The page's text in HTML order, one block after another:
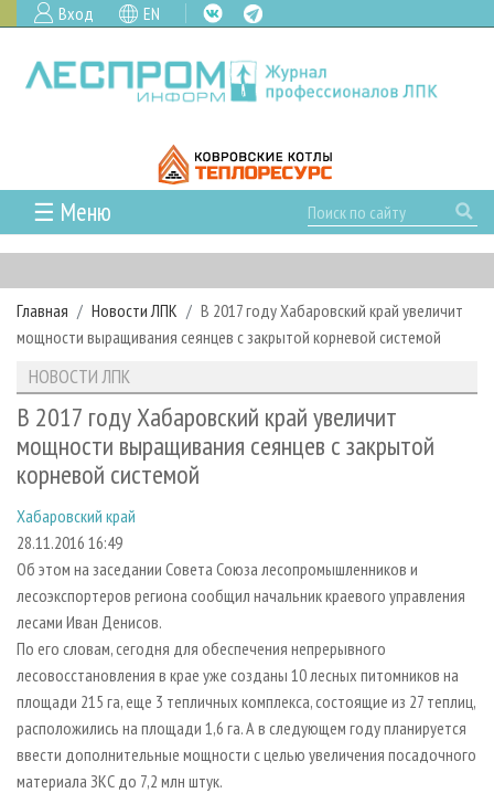
Вход EN
☰ Меню
ГЛАВНАЯ
РУБРИКИ И ТЕМЫ
РУБРИКИ ЖУРНАЛА
ЛЕСОЗАГОТОВКА
ЛЕСОПИЛЕНИЕ
ДЕРЕВООБРАБОТКА
СУШКА ДРЕВЕСИНЫ
ПРОИЗВОДСТВО ДРЕВЕСНЫХ ПЛИТ
ДЕРЕВЯННОЕ ДОМОСТРОЕНИЕ
ПРОИЗВОДСТВО МЕБЕЛИ
БИОЭНЕРГЕТИКА
ЦБП
ИНСТРУМЕНТ И МАТЕРИАЛЫ
НОВОСТИ
НОВОСТИ ЛПК
НОВОСТИ ЖУРНАЛА
НОВОСТИ КОМПАНИЙ
ПРОЕКТЫ ЛПИ
АНАЛИТИКА
ПРЕДПРИЯТИЯ ЛПК
ЛЕСНЫЕ РЕГИОНЫ РОССИИ
ПЕРСОНЫ
МОБИЛЬНЫЕ ВЫСТАВКИ
ОФИЦИАЛЬНЫЕ ДЕЛЕГАЦИИ
ПРИОРИТЕТНЫЕ ИНВЕСТПРОЕКТЫ
RUSSIAN FORESTRY REVIEW
ГАЗЕТА ЛЕСПРОМФОРУМ
БИБЛИОТЕКА СПЕЦИАЛИСТА
АРХИВ
АРХИВ ЖУРНАЛОВ
СТАТЬИ
О ЖУРНАЛЕ
ПОДПИСКА
КОНТАКТЫ
РЕКЛАМОДАТЕЛЯМ
РЕКЛАМА
РЕКЛАМА НА САЙТЕ
Главная Новости ЛПК
В 2017 году Хабаровский край увеличит
мощности выращивания сеянцев с закрытой корневой системой
НОВОСТИ ЛПК
В 2017 году Хабаровский край увеличит
мощности выращивания сеянцев с закрытой
корневой системой
Хабаровский край
28.11.2016 16:49
Об этом на заседании Совета Союза лесопромышленников и
лесоэкспортеров региона сообщил начальник краевого управления
лесами Иван Денисов.
По его словам, сегодня для обеспечения непрерывного
лесовосстановления в крае уже созданы 10 лесных питомников на
площади 215 га, еще 3 тепличных комплекса, состоящие из 27 теплиц,
расположились на площади 1,6 га. А в следующем году планируется
ввести дополнительные мощности с целью увеличения посадочного
материала ЗКС до 7,2 млн штук.